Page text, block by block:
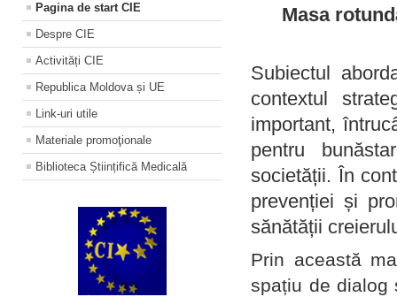
Pagina de start CIE
Despre CIE
Activități CIE
Republica Moldova și UE
Link-uri utile
Materiale promoţionale
Biblioteca Științifică Medicală
Masa
Subiectul
contextul
important,
pentru
societății. În
prevenției și
sănătății
Prin această
spațiu de dialog